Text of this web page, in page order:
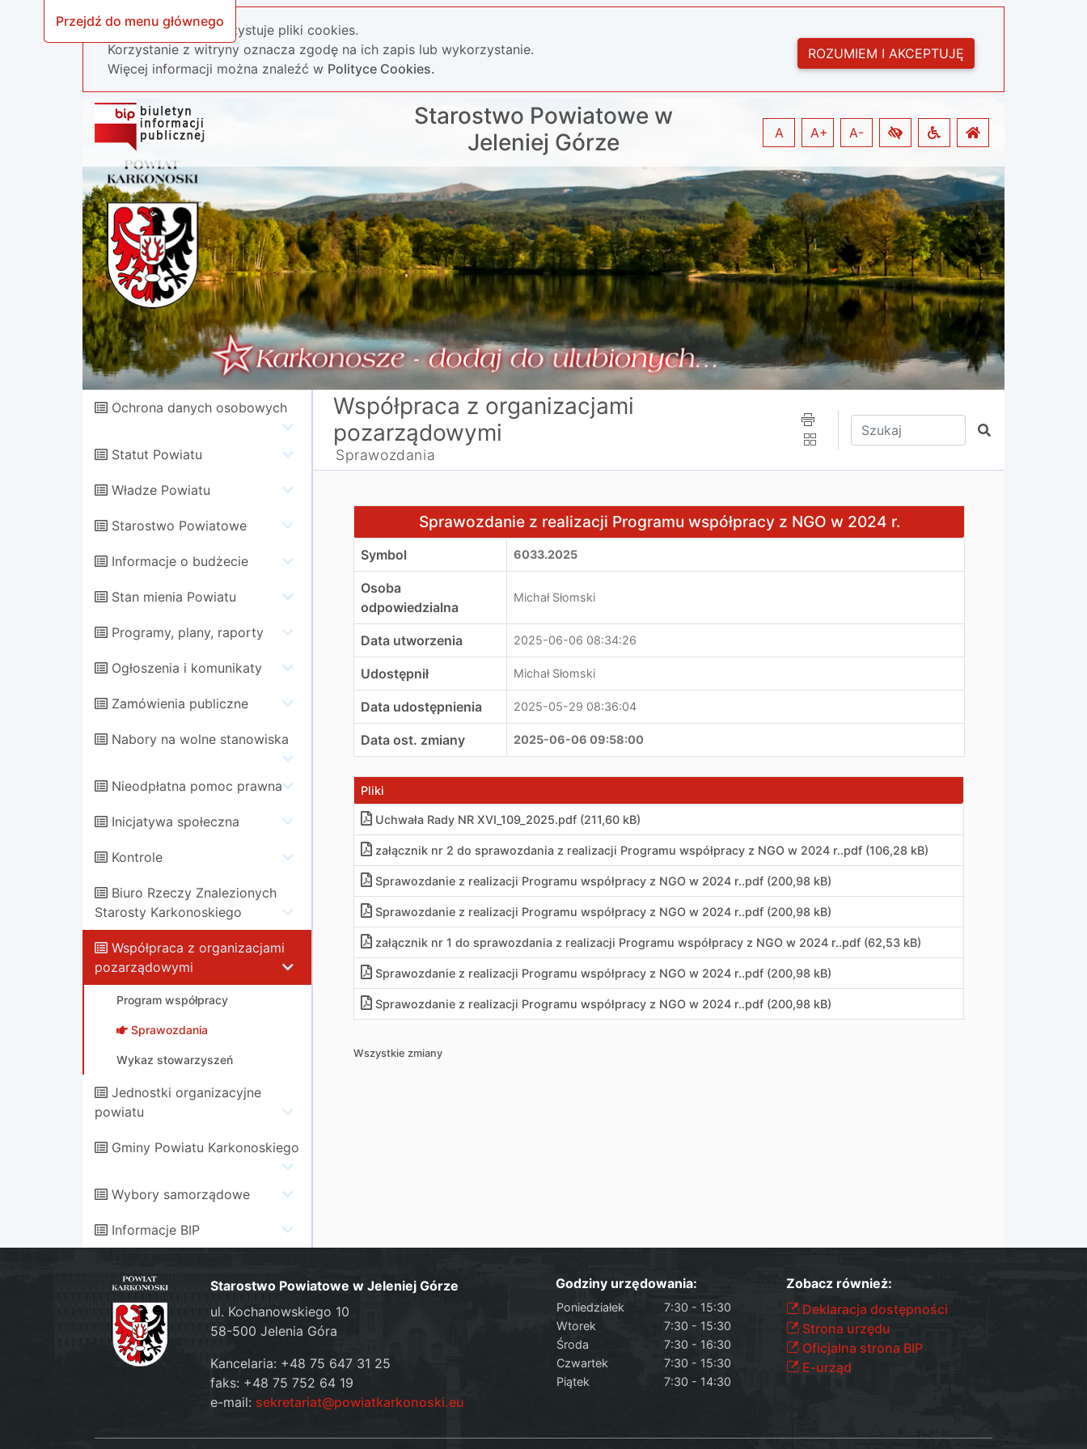
Przejdź do menu głównego
Nasza strona wykorzystuje pliki cookies.
Korzystanie z witryny oznacza zgodę na ich zapis lub wykorzystanie.
Więcej informacji można znaleźć w Polityce Cookies.
ROZUMIEM I AKCEPTUJĘ
Starostwo Powiatowe w
Jeleniej Górze
A A+ A-
Ochrona danych osobowych
Statut Powiatu
Władze Powiatu
Starostwo Powiatowe
Informacje o budżecie
Stan mienia Powiatu
Programy, plany, raporty
Ogłoszenia i komunikaty
Zamówienia publiczne
Nabory na wolne stanowiska
Nieodpłatna pomoc prawna
Inicjatywa społeczna
Kontrole
Biuro Rzeczy Znalezionych
Starosty Karkonoskiego
Współpraca z organizacjami
pozarządowymi
Program współpracy
Sprawozdania
Wykaz stowarzyszeń
Jednostki organizacyjne
powiatu
Gminy Powiatu Karkonoskiego
Wybory samorządowe
Informacje BIP
Współpraca z organizacjami
pozarządowymi
Sprawozdania
Wpisz tekst do wyszukania
Szukaj
Sprawozdanie z realizacji Programu współpracy z NGO w 2024 r.
Sprawozdanie z realizacji Programu współpracy z NGO w 2024 r.
Symbol 6033.2025
Osoba
odpowiedzialna
Michał Słomski
Data utworzenia 2025-06-06 08:34:26
Udostępnił Michał Słomski
Data udostępnienia 2025-05-29 08:36:04
Data ost. zmiany 2025-06-06 09:58:00
Pliki
Uchwała Rady NR XVI_109_2025.pdf (211,60 kB)
załącznik nr 2 do sprawozdania z realizacji Programu współpracy z NGO w 2024 r..pdf (106,28 kB)
Sprawozdanie z realizacji Programu współpracy z NGO w 2024 r..pdf (200,98 kB)
Sprawozdanie z realizacji Programu współpracy z NGO w 2024 r..pdf (200,98 kB)
załącznik nr 1 do sprawozdania z realizacji Programu współpracy z NGO w 2024 r..pdf (62,53 kB)
Sprawozdanie z realizacji Programu współpracy z NGO w 2024 r..pdf (200,98 kB)
Sprawozdanie z realizacji Programu współpracy z NGO w 2024 r..pdf (200,98 kB)
Wszystkie zmiany
Starostwo Powiatowe w Jeleniej Górze
ul. Kochanowskiego 10
58-500 Jelenia Góra
Kancelaria: +48 75 647 31 25
faks: +48 75 752 64 19
e-mail: sekretariat@powiatkarkonoski.eu
Godziny urzędowania:
Poniedziałek
7:30 - 15:30
Wtorek
7:30 - 15:30
Środa
7:30 - 16:30
Czwartek
7:30 - 15:30
Piątek
7:30 - 14:30
Zobacz również:
Deklaracja dostępności
Strona urzędu
Oficjalna strona BIP
E-urząd